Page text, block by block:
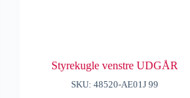
Styrekugle venstre UDGÅR
SKU: 48520-AE01J 99